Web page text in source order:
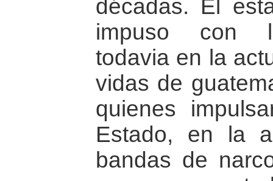
décadas. El
impuso con
todavi­a en la
vidas de
quienes
Estado, en la
bandas de